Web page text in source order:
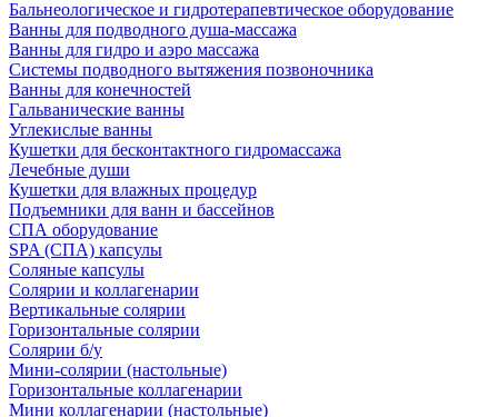
Бальнеологическое и гидротерапевтическое оборудование
Ванны для подводного душа-массажа
Ванны для гидро и аэро массажа
Системы подводного вытяжения позвоночника
Ванны для конечностей
Гальванические ванны
Углекислые ванны
Кушетки для бесконтактного гидромассажа
Лечебные души
Кушетки для влажных процедур
Подъемники для ванн и бассейнов
СПА оборудование
SPA (СПА) капсулы
Соляные капсулы
Солярии и коллагенарии
Вертикальные солярии
Горизонтальные солярии
Солярии б/у
Мини-солярии (настольные)
Горизонтальные коллагенарии
Мини коллагенарии (настольные)